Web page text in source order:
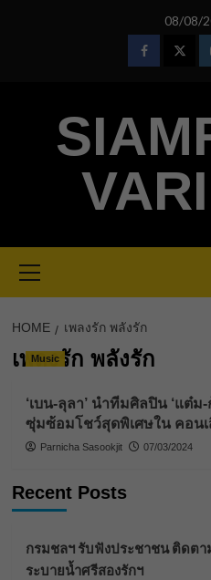
08/08/
Facebook
Menu
HOME เพลงรัก พลังรัก
เพลงรัก พลังรัก
Music
‘เบน-ลุลา’ นำทีมศิลปิน ‘แต๋
ซุ่มซ้อมโชว์สุดพิเศษใน คอน
Parnicha Sasookjit 07/03/2024
Recent Posts
กรมชลฯ รับฟังประชาชน ติดต
ระบายน้ำศรีสองรักฯ